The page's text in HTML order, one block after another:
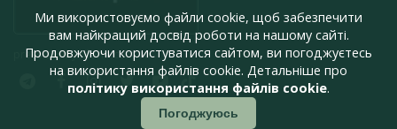
press@armyinform.com.ua
Ми використовуємо файли cookie, щоб забезпечити
вам найкращий досвід роботи на нашому сайті.
Продовжуючи користуватися сайтом, ви погоджуєтесь
на використання файлів cookie. Детальніше про
політику використання файлів cookie.
Погоджуюсь